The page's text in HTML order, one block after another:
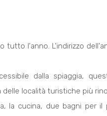
tutto l'anno. L'indirizzo
dalla spiaggia,
località turistiche più
la cucina, due bagni per il